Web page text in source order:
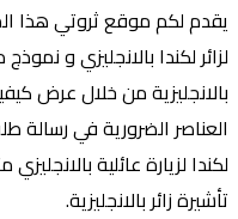
يقدم لكم موقع ثروتي هذا
لزائر لكندا بالانجليزي و
بالانجليزية من خلال عرض
العناصر الضرورية في رسالة
لكندا لزيارة عائلية
تأشيرة زائر بالانجليزية.